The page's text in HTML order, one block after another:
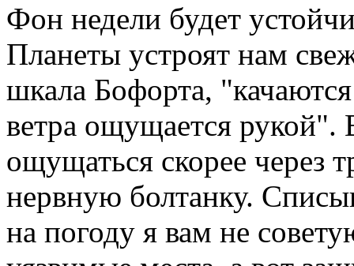
Фон недели будет
Планеты устроят нам
шкала Бофорта,
ветра ощущается рукой".
ощущаться скорее через
нервную болтанку.
на погоду я вам не